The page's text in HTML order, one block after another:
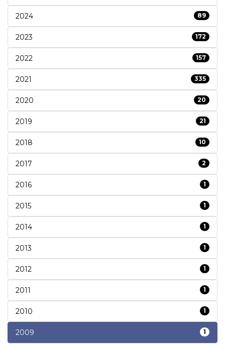
2024 89
2023 172
2022 157
2021 335
2020 20
2019 21
2018 10
2017 2
2016 1
2015 1
2014 1
2013 1
2012 1
2011 1
2010 1
2009 1